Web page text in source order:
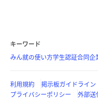
キーワード
みん就の使い方学生認証合同企
利用規約 掲示板ガイドライン
プライバシーポリシー
外部送